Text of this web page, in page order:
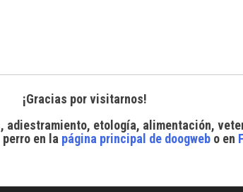
¡Gracias por visitarnos!
adiestramiento, etología, alimentación,
en la página principal de doogwebo en